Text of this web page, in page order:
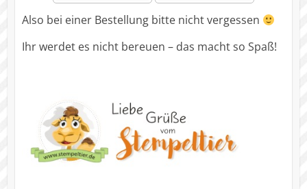
Also bei einer Bestellung bitte nicht vergessen
Ihr werdet es nicht bereuen – das macht so Spaß!